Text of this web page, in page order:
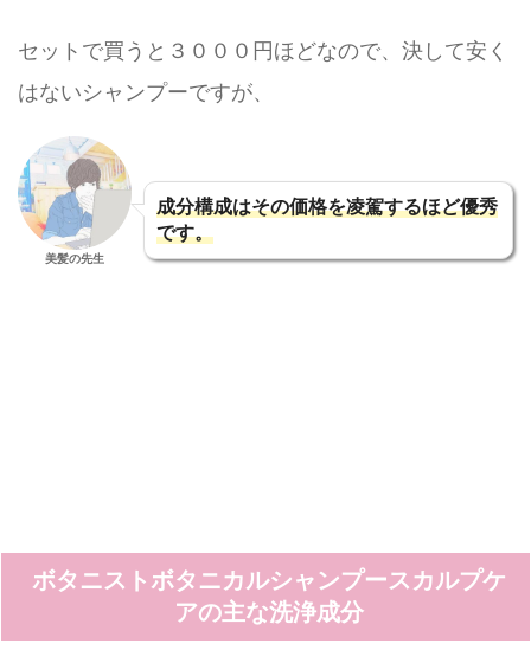
セットで買うと３０００円ほどなので、決して安く
はないシャンプーですが、
美髪の先生
成分構成はその価格を凌駕するほど優秀
です。
ボタニストボタニカルシャンプースカルプケ
アの主な洗浄成分